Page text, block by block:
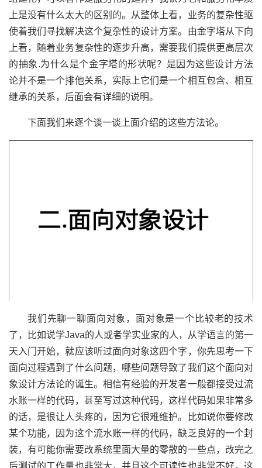
上是没有什么太大的区别的。从整体上看，业务的复杂性驱
使着我们寻找解决这个复杂性的设计方案。由金字塔从下向
上看，随着业务复杂性的逐步升高，需要我们提供更高层次
的抽象.为什么是个金字塔的形状呢？是因为这些设计方法
论并不是一个排他关系，实际上它们是一个相互包含、相互
继承的关系，后面会有详细的说明。
下面我们来逐个谈一谈上面介绍的这些方法论。
我们先聊一聊面向对象，面对象是一个比较老的技术
了，比如说学Java的人或者学实业家的人，从学语言的第一
天入门开始，就应该听过面向对象这四个字，你先思考一下
面向过程遇到了什么问题，哪些问题导致了我们这个面向对
象设计方法论的诞生。相信有经验的开发者一般都接受过流
水账一样的代码，甚至写过这种代码，这样代码如果非常多
的话，是很让人头疼的，因为它很难维护。比如说你要修改
某个功能，因为这个流水账一样的代码，缺乏良好的一个封
装，有可能你需要改系统里面大量的零散的一些点，改完之
后测试的工作量也非常大，并且这个可读性也非常不好，这